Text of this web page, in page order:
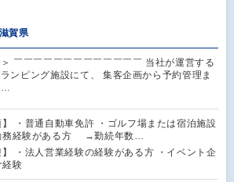
滋賀県
￣￣￣￣￣￣￣￣￣￣￣￣￣ 当社が運営する
ンピング施設にて、 集客企画から予約管理ま
…
】 ・普通自動車免許 ・ゴルフ場または宿泊施設
務経験がある方 →勤続年数…
】 ・法人営業経験の経験がある方 ・イベント企
経験